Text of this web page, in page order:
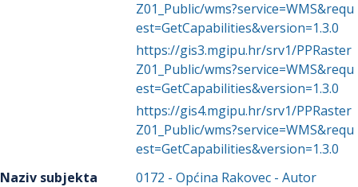
Z01_Public/wms?service=WMS&requ
est=GetCapabilities&version=1.3.0
https://gis3.mgipu.hr/srv1/PPRaster
Z01_Public/wms?service=WMS&requ
est=GetCapabilities&version=1.3.0
https://gis4.mgipu.hr/srv1/PPRaster
Z01_Public/wms?service=WMS&requ
est=GetCapabilities&version=1.3.0
Naziv subjekta
0172 -Općina Rakovec - Autor